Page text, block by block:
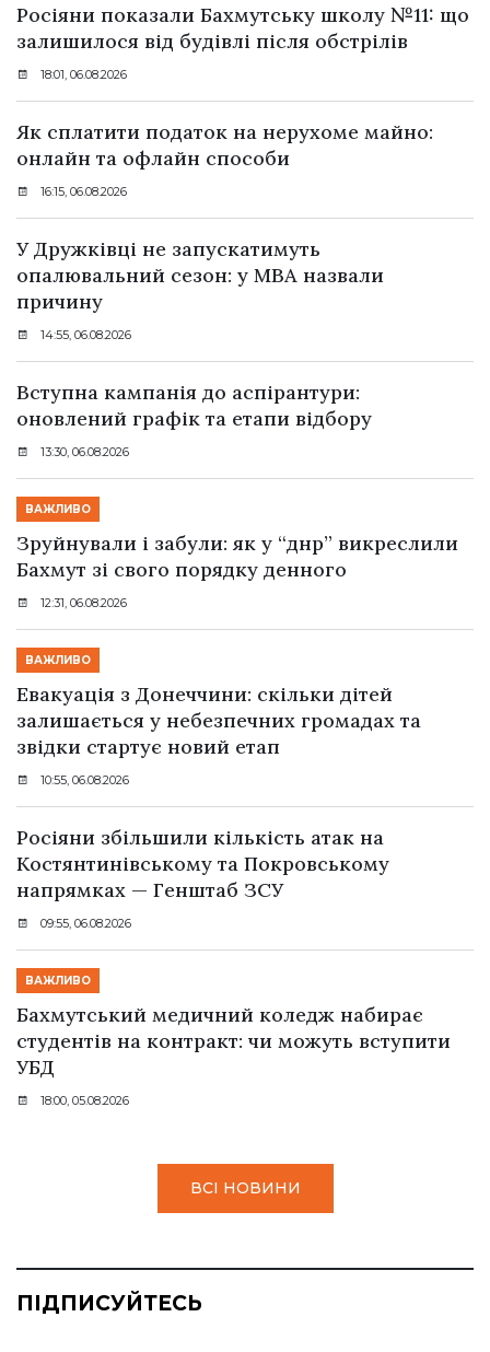
Росіяни показали Бахмутську школу №11: що
залишилося від будівлі після обстрілів
18:01, 06.08.2026
Як сплатити податок на нерухоме майно:
онлайн та офлайн способи
16:15, 06.08.2026
У Дружківці не запускатимуть
опалювальний сезон: у МВА назвали
причину
14:55, 06.08.2026
Вступна кампанія до аспірантури:
оновлений графік та етапи відбору
13:30, 06.08.2026
ВАЖЛИВО
Зруйнували і забули: як у “днр” викреслили
Бахмут зі свого порядку денного
12:31, 06.08.2026
ВАЖЛИВО
Евакуація з Донеччини: скільки дітей
залишається у небезпечних громадах та
звідки стартує новий етап
10:55, 06.08.2026
Росіяни збільшили кількість атак на
Костянтинівському та Покровському
напрямках — Генштаб ЗСУ
09:55, 06.08.2026
ВАЖЛИВО
Бахмутський медичний коледж набирає
студентів на контракт: чи можуть вступити
УБД
18:00, 05.08.2026
ВСІ НОВИНИ
ПІДПИСУЙТЕСЬ